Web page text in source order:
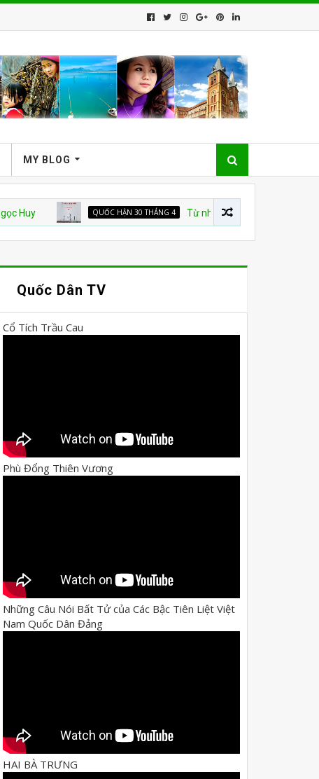
MY BLOG
QUỐC HẬN 30 THÁNG 4 Từ nhà tù đến “TỔ QUỐC TRĂM NĂM”
Quốc Dân TV
Cổ Tích Trầu Cau
Phù Đổng Thiên Vương
Những Câu Nói Bất Tử của Các Bậc Tiên Liệt Việt
Nam Quốc Dân Đảng
HAI BÀ TRƯNG